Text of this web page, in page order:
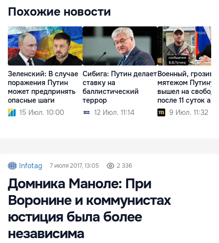
Похожие новости
Зеленский: В случае
поражения Путин
может предпринять
опасные шаги
15 Июл. 10:00
Сибига: Путин делает
ставку на
баллистический
террор
12 Июл. 11:14
Военный,
мятежом Путину,
вышел на свободу
после 11 суток
9 Июл. 11:32
Infotag 7 июля 2017, 13:05 2 336
Домника Маноле: При
Воронине и коммунистах
юстиция была более
независима